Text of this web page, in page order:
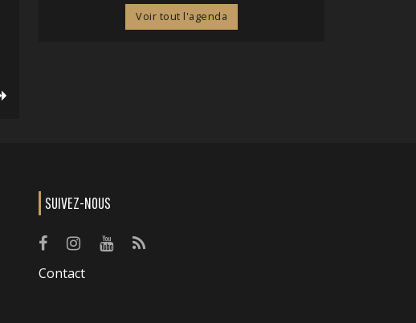
Voir tout l'agenda
SUIVEZ-NOUS
Contact